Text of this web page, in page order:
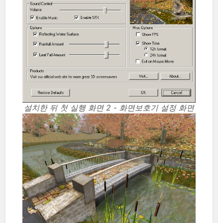
설치한 뒤 첫 실행 화면 2 - 화면보호기 설정 화면